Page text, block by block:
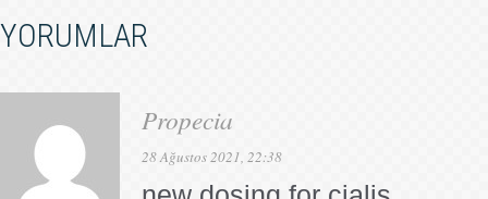
YORUMLAR
Propecia
28 Ağustos 2021, 22:38